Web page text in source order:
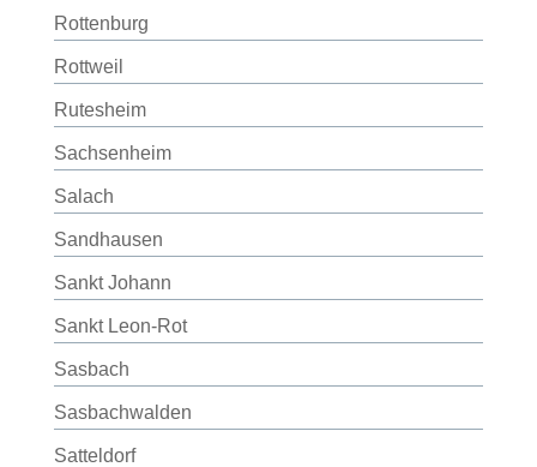
Rottenburg
Rottweil
Rutesheim
Sachsenheim
Salach
Sandhausen
Sankt Johann
Sankt Leon-Rot
Sasbach
Sasbachwalden
Satteldorf